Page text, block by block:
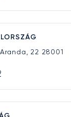
22 28001